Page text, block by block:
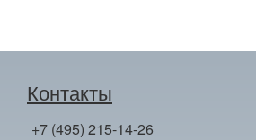
Контакты
+7 (495) 215-14-26